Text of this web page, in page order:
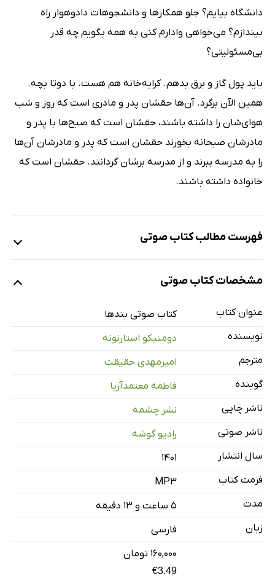
دانشگاه بیایم؟ جلو همکارها و دانشجوهات دادوهوار راه
بیندازم؟ می‌خواهی وادارم کنی به همه بگویم چه قدر
بی‌مسئولیتی؟
باید پول گاز و برق بدهم. کرایه‌خانه هم هست. با دوتا بچه.
همین الآن برگرد. آن‌ها حقشان پدر و مادری است که روز و شب
هوای‌شان را داشته باشند، حقشان است که صبح‌ها با پدر و
مادرشان صبحانه بخورند حقشان است که پدر و مادرشان آن‌ها
را به مدرسه ببرند و از مدرسه برشان گردانند. حقشان است که
خانواده داشته باشند.
فهرست مطالب کتاب صوتی
نمونه
معرفی
کتاب یکم - فصل اول - قسمت اول
کتاب یکم - فصل اول - قسمت دوم
کتاب دوم - فصل اول - قسمت اول
کتاب دوم - فصل اول - قسمت دوم
کتاب دوم - فصل اول - قسمت سوم
کتاب دوم - فصل سوم
مشخصات کتاب صوتی
عنوان کتاب
کتاب صوتی بندها
نویسنده
دومنیکو استارنونه
مترجم
امیرمهدی حقیقت
گوینده
فاطمه معتمدآریا
ناشر چاپی
نشر چشمه
ناشر صوتی
رادیو گوشه
سال انتشار
۱۴۰۱
فرمت کتاب
MP3
مدت
۵ ساعت و ۱۳ دقیقه
زبان
فارسی
۱۶۰,۰۰۰ تومان
€3.49